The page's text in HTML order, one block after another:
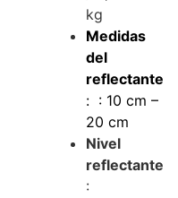
kg
Medidas
del
reflectante
: : 10 cm –
20 cm
Nivel
reflectante
: